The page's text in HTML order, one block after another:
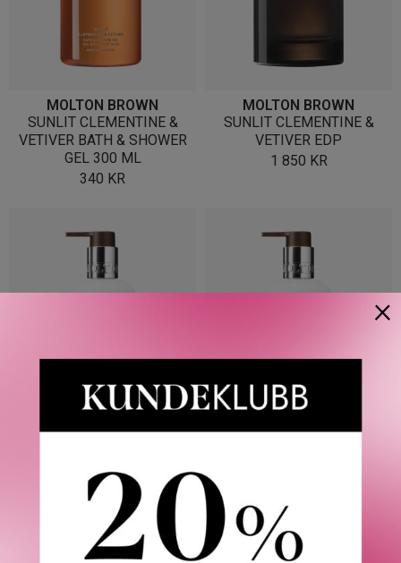
MOLTON BROWN
SUNLIT CLEMENTINE &
VETIVER BATH & SHOWER
GEL 300 ML
340 KR
MOLTON BROWN
SUNLIT CLEMENTINE &
VETIVER EDP
1 850 KR
ORANGE & BERGAMOT BODY
LOTION 300 ML
KR
ROSE BODY LOTION 300 ML
420
×